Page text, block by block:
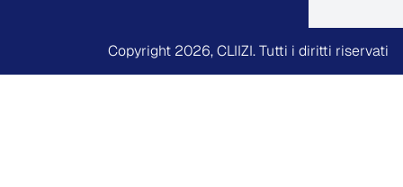
Copyright 2026,CLIIZI. Tutti i diritti riservati